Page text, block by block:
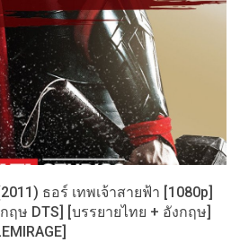
ธอร์ เทพเจ้าสายฟ้า [1080p]
ฤษ DTS] [บรรยายไทย + อังกฤษ]